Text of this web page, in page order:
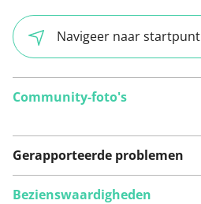
Navigeer naar startpunt
Community-foto's
Gerapporteerde problemen
Bezienswaardigheden